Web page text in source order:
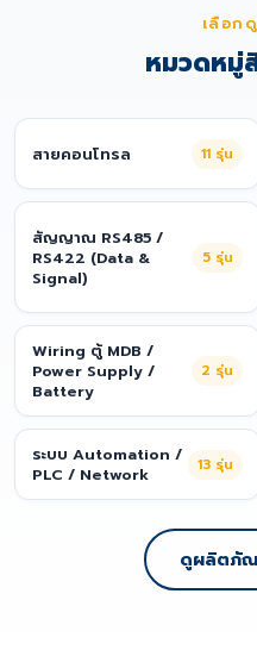
เลือก
หมวดหมู่
สายคอนโทรล 11 รุ่น
สัญญาณ RS485 /
RS422 (Data &
Signal)
5 รุ่น
Wiring ตู้ MDB /
Power Supply /
Battery
2 รุ่น
ระบบ Automation /
PLC / Network
13 รุ่น
ดูผลิตภั